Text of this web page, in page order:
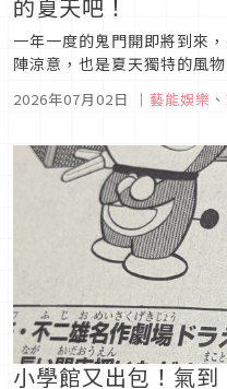
的夏天吧！
一年一度的鬼門開即將到來
陣涼意，也是夏天獨特的風
讓我來介紹2026夏季恐怖遊
2026年07月02日 ｜ 藝能娛樂 、
小學館又出包！氣